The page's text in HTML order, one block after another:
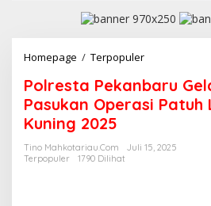
Homepage / Terpopuler
l
r
e
t
Polresta Pekanbaru
Pasukan Operasi Patuh
Kuning 2025
Tino Mahkotariau.com
Juli 15, 2025
Terpopuler
1790 Dilihat